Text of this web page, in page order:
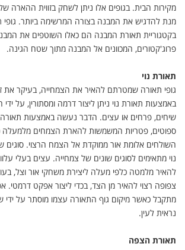
מקירות הבית. בגופים אלו ניתן לשחק בזווית ההארה
מנת להדגיש את המבנה בצורה המרשימה ביותר. גופי
בקטגוריית תאורת המבנה הם כאלו השוטפים את
פרוג'קטורים, המכוונים אל המבנה מתוך שטח הגינה.
תאורת נוי
גופי תאורה שמטרתם להאיר את הצמחייה, בעיקר את
באמצעות תאורת נוי ניתן ליצור דרמה ומסתורין, על
שיחים, פרחים או עצים. הדבר נעשה באמצעות
ספוטים, פטריות המשמשות להארת הצמחים מלמעלה
השולחים אלומת אור ממוקדת אל הצמח הרצוי. סוגים
נוי מתאימים לסוגים שונים של צמחייה. עצים בעלי
להאיר מלמטה כלפי מעלה ליצירת משחקי אור וצל,
צפופה רצוי להאיר מן הצד, בכדי ליצור אפקט דרמטי.
מתקבל כאשר מיקום גוף התאורה עצמו מוסתר על ידי
נראית לעין.
תאורת הצפה